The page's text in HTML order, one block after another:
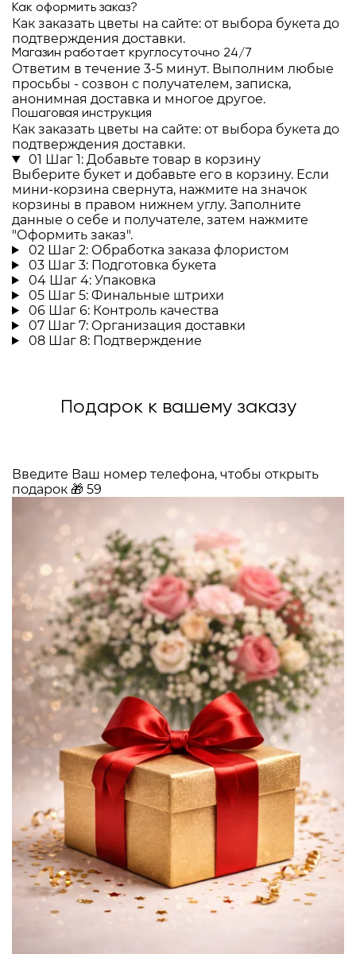
Как оформить заказ?
Как заказать цветы на сайте: от выбора букета до
подтверждения доставки.
Магазин работает круглосуточно 24/7
Ответим в течение 3-5 минут. Выполним любые
просьбы - созвон с получателем, записка,
анонимная доставка и многое другое.
Пошаговая инструкция
Как заказать цветы на сайте: от выбора букета до
подтверждения доставки.
01 Шаг 1: Добавьте товар в корзину
Выберите букет и добавьте его в корзину. Если
мини-корзина свернута, нажмите на значок
корзины в правом нижнем углу. Заполните
данные о себе и получателе, затем нажмите
"Оформить заказ".
02 Шаг 2: Обработка заказа флористом
03 Шаг 3: Подготовка букета
04 Шаг 4: Упаковка
05 Шаг 5: Финальные штрихи
06 Шаг 6: Контроль качества
07 Шаг 7: Организация доставки
08 Шаг 8: Подтверждение
Подарок к вашему заказу
Введите Ваш номер телефона, чтобы открыть
подарок 🎁 59